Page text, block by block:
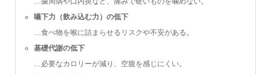
嚥下力（飲み込む力）の低下
…食べ物を喉に詰まらせるリスクや不安がある。
基礎代謝の低下
…必要なカロリーが減り、空腹を感じにくい。